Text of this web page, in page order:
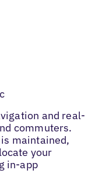
and real-
commuters.
maintained,
your
in-app